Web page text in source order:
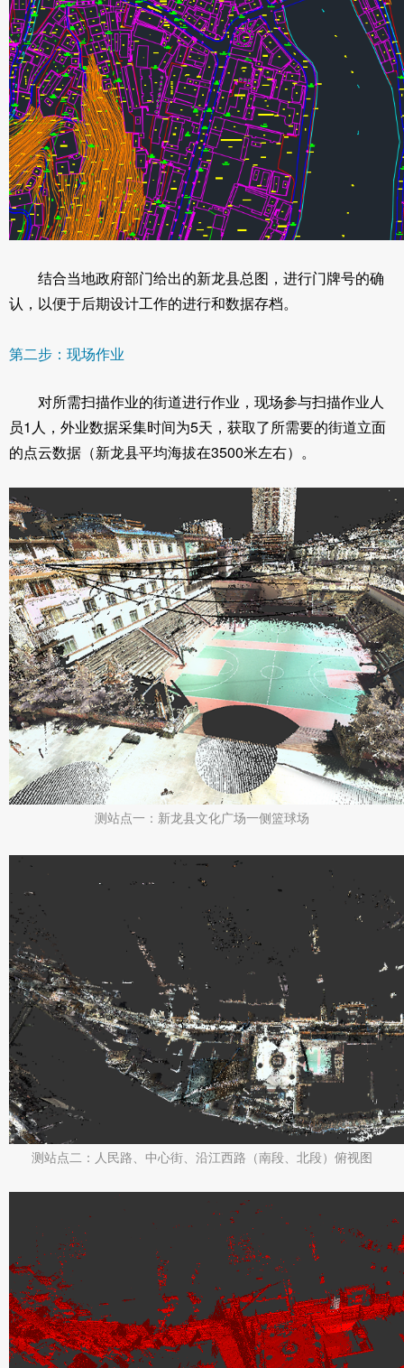
结合当地政府部门给出的新龙县总图，进行门牌号的确
认，以便于后期设计工作的进行和数据存档。
第二步：现场作业
对所需扫描作业的街道进行作业，现场参与扫描作业人
员1人，外业数据采集时间为5天，获取了所需要的街道立面
的点云数据（新龙县平均海拔在3500米左右）。
测站点一：新龙县文化广场一侧篮球场
测站点二：人民路、中心街、沿江西路（南段、北段）俯视图